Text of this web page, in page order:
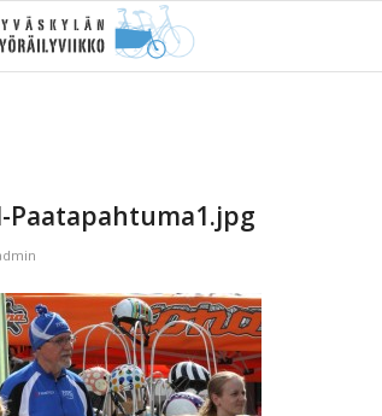
Paatapahtuma1.jpg